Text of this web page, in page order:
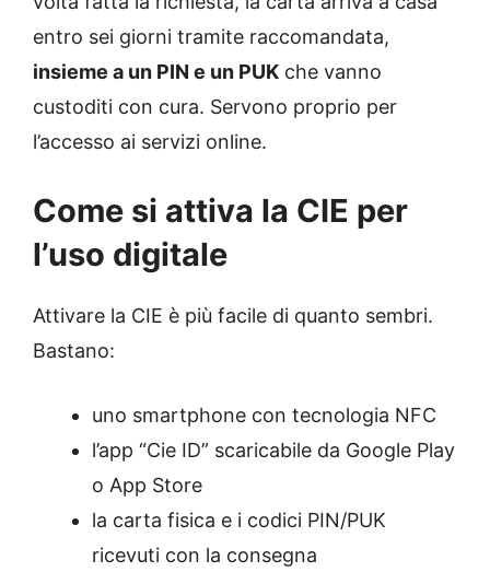
entro sei giorni tramite raccomandata,
insieme a un PIN e un PUK che vanno
custoditi con cura. Servono proprio per
l’accesso ai servizi online.
Come si attiva la CIE per
l’uso digitale
Attivare la CIE è più facile di quanto sembri.
Bastano:
uno smartphone con tecnologia NFC
l’app “Cie ID” scaricabile da Google Play
o App Store
la carta fisica e i codici PIN/PUK
ricevuti con la consegna